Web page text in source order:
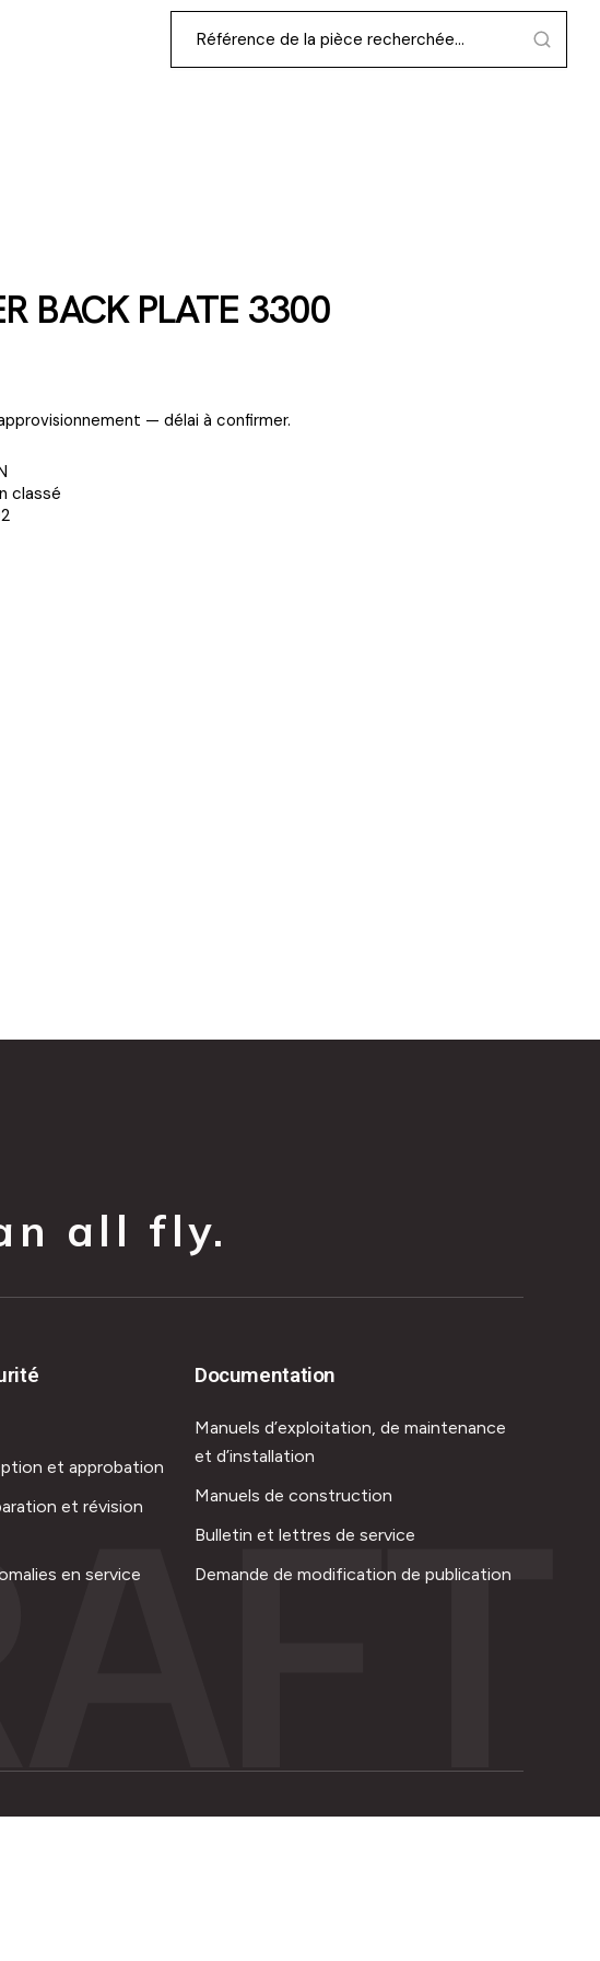
BACK PLATE 3300
— délai à confirmer.
classé
all fly.
et approbation
et révision
en service
Documentation
Manuels d’exploitation, de maintenance
et d’installation
Manuels de construction
Bulletin et lettres de service
Demande de modification de publication